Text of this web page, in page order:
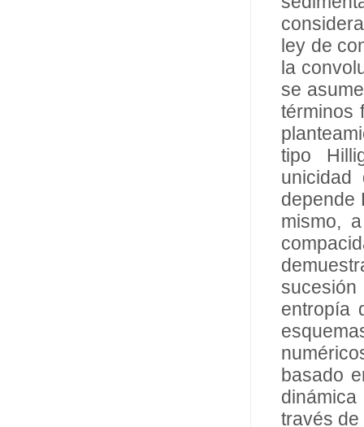
ley de
la
se
términos
tipo
depende
mismo,
entropía
basado
través